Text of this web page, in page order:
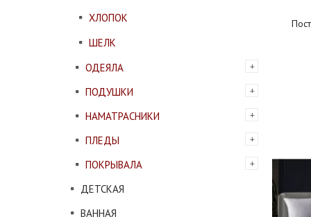
ХЛОПОК
ШЕЛК
ОДЕЯЛА
ПОДУШКИ
НАМАТРАСНИКИ
ПЛЕДЫ
ПОКРЫВАЛА
ДЕТСКАЯ
ВАННАЯ